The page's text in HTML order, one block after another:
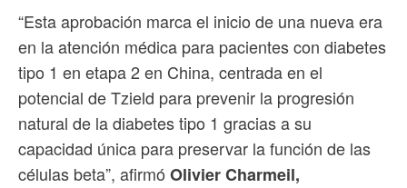
“Esta aprobación marca el inicio de una nueva era
en la atención médica para pacientes con diabetes
tipo 1 en etapa 2 en China, centrada en el
potencial de Tzield para prevenir la progresión
natural de la diabetes tipo 1 gracias a su
capacidad única para preservar la función de las
células beta”, afirmó Olivier Charmeil,